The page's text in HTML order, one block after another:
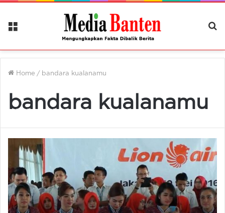
Menu
Home / bandara kualanamu
bandara kualanamu